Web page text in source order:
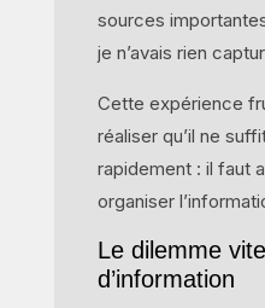
sources
je n’avais rien
Cette expérience
réaliser qu’il ne
rapidement : il faut
organiser
Le dilemme
d’information